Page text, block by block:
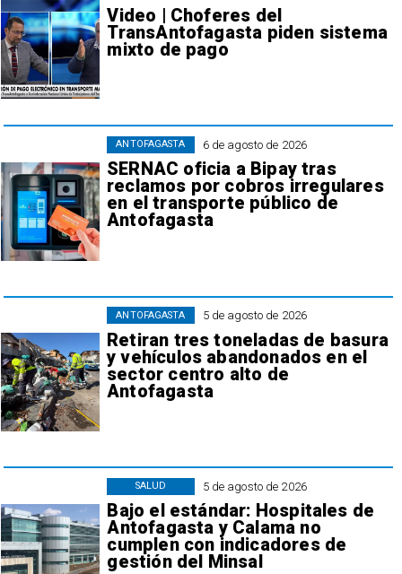
Video | Choferes del
TransAntofagasta piden sistema
mixto de pago
6 de agosto de 2026
SERNAC oficia a Bipay tras
reclamos por cobros irregulares
en el transporte público de
Antofagasta
ANTOFAGASTA
5 de agosto de 2026
Retiran tres toneladas de basura
y vehículos abandonados en el
sector centro alto de
Antofagasta
ANTOFAGASTA
5 de agosto de 2026
Bajo el estándar: Hospitales de
Antofagasta y Calama no
cumplen con indicadores de
gestión del Minsal
SALUD